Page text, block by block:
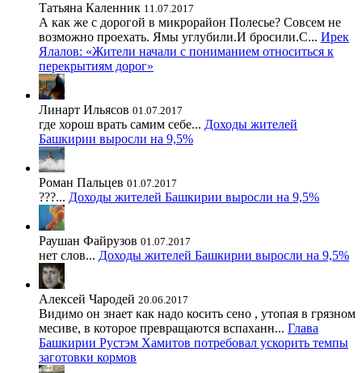
Татьяна Каленник 11.07.2017
А как же с дорогой в микрорайон Полесье? Совсем не
возможно проехать. Ямы углубили.И бросили.С... Ирек
Ялалов: «Жители начали с пониманием относиться к
перекрытиям дорог»
Линарт Ильясов 01.07.2017
где хорош врать самим себе... Доходы жителей
Башкирии выросли на 9,5%
Роман Пальцев 01.07.2017
???... Доходы жителей Башкирии выросли на 9,5%
Раушан Файрузов 01.07.2017
нет слов... Доходы жителей Башкирии выросли на 9,5%
Алексей Чародей 20.06.2017
Видимо он знает как надо косить сено , утопая в грязном
месиве, в которое превращаются вспаханн... Глава
Башкирии Рустэм Хамитов потребовал ускорить темпы
заготовки кормов